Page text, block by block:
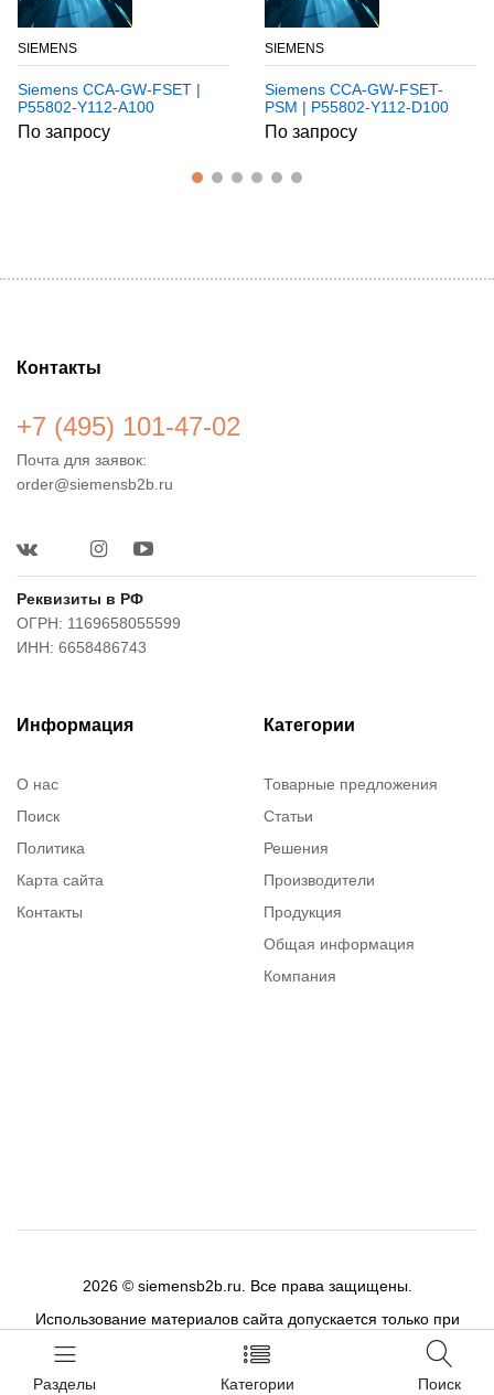
Разделы Категории Поиск
SIEMENS
Siemens CCA-GW-FSET |
P55802-Y112-A100
По запросу
SIEMENS
Siemens CCA-GW-FSET-
PSM | P55802-Y112-D100
По запросу
Контакты
+7 (495) 101-47-02
Почта для заявок:
order@siemensb2b.ru
Реквизиты в РФ
ОГРН: 1169658055599
ИНН: 6658486743
Информация
О нас
Поиск
Политика
Карта сайта
Контакты
Категории
Товарные предложения
Статьи
Решения
Производители
Продукция
Общая информация
Компания
2026 © siemensb2b.ru. Все права защищены.
Использование материалов сайта допускается только при
публикации активной ссылки на цитируемый материал.